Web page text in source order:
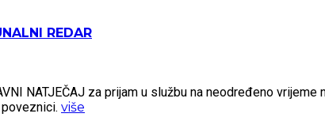
REDAR
NATJEČAJ za prijam u službu na neodređeno vrijeme
više